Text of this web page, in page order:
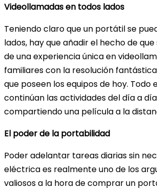
Videollamadas en todos lados
Teniendo claro que un portátil se
lados, hay que añadir el hecho de
de una experiencia única en
familiares con la resolución
que poseen los equipos de hoy. Todo
continúan las actividades del día a
compartiendo una película a la
El poder de la portabilidad
Poder adelantar tareas diarias sin
eléctrica es realmente uno de los
valiosos a la hora de comprar un